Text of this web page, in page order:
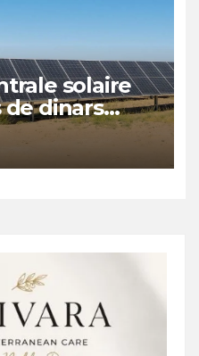
solaire
dinars
transition
400